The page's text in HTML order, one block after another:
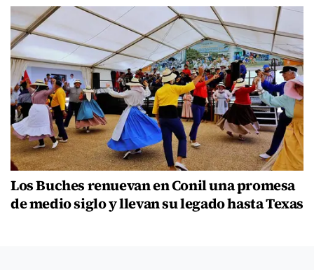
Los Buches renuevan en Conil una promesa
de medio siglo y llevan su legado hasta Texas